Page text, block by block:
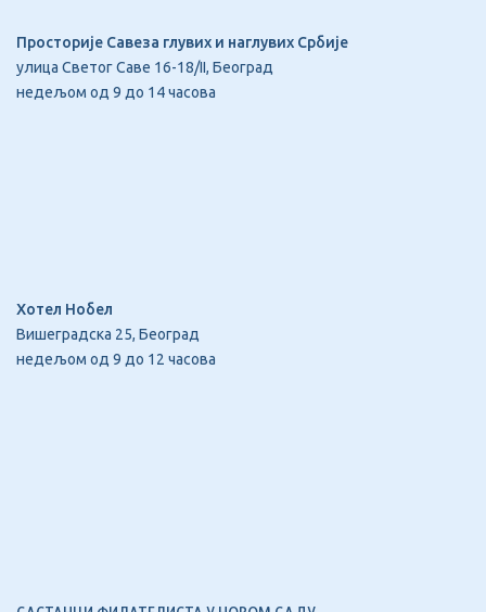
Просторије Савеза глувих и наглувих Србије
улица Светог Саве 16-18/II, Београд
недељом од 9 до 14 часова
Хотел Нобел
Вишеградска 25, Београд
недељом од 9 до 12 часова